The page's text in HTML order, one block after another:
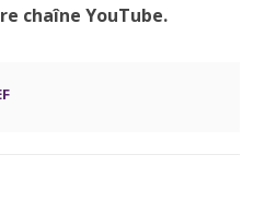
chaîne YouTube.